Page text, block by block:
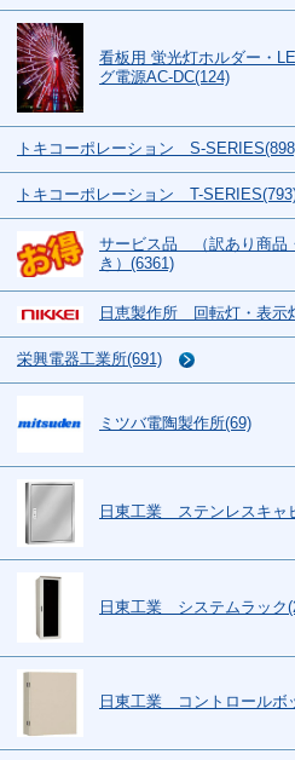
看板用 蛍光灯ホルダー・
グ電源AC-DC(124)
トキコーポレーション S-
トキコーポレーション T-
サービス品 （訳あり商品
き）(6361)
日恵製作所 回転灯・表示
栄興電器工業所(691)
ミツバ電陶製作所(69)
日東工業 ステンレスキャ
日東工業 システムラック
日東工業 コントロールボ